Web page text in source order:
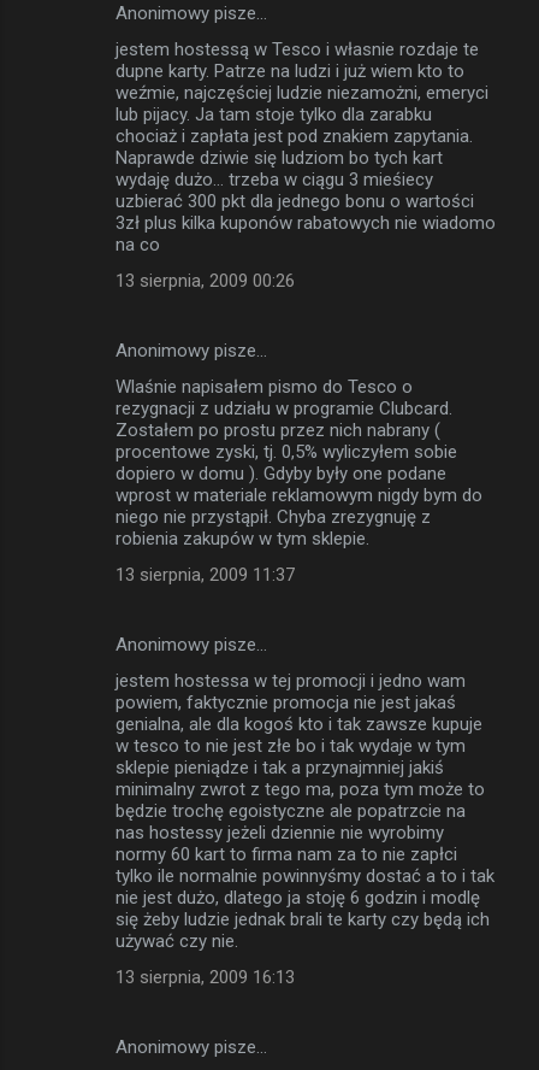
Anonimowy pisze…
jestem hostessą w Tesco i własnie rozdaje te
dupne karty. Patrze na ludzi i już wiem kto to
weźmie, najczęściej ludzie niezamożni, emeryci
lub pijacy. Ja tam stoje tylko dla zarabku
chociaż i zapłata jest pod znakiem zapytania.
Naprawde dziwie się ludziom bo tych kart
wydaję dużo... trzeba w ciągu 3 mieśiecy
uzbierać 300 pkt dla jednego bonu o wartości
3zł plus kilka kuponów rabatowych nie wiadomo
na co
13 sierpnia, 2009 00:26
Anonimowy pisze…
Wlaśnie napisałem pismo do Tesco o
rezygnacji z udziału w programie Clubcard.
Zostałem po prostu przez nich nabrany (
procentowe zyski, tj. 0,5% wyliczyłem sobie
dopiero w domu ). Gdyby były one podane
wprost w materiale reklamowym nigdy bym do
niego nie przystąpił. Chyba zrezygnuję z
robienia zakupów w tym sklepie.
13 sierpnia, 2009 11:37
Anonimowy pisze…
jestem hostessa w tej promocji i jedno wam
powiem, faktycznie promocja nie jest jakaś
genialna, ale dla kogoś kto i tak zawsze kupuje
w tesco to nie jest złe bo i tak wydaje w tym
sklepie pieniądze i tak a przynajmniej jakiś
minimalny zwrot z tego ma, poza tym może to
będzie trochę egoistyczne ale popatrzcie na
nas hostessy jeżeli dziennie nie wyrobimy
normy 60 kart to firma nam za to nie zapłci
tylko ile normalnie powinnyśmy dostać a to i tak
nie jest dużo, dlatego ja stoję 6 godzin i modlę
się żeby ludzie jednak brali te karty czy będą ich
używać czy nie.
13 sierpnia, 2009 16:13
Anonimowy pisze…